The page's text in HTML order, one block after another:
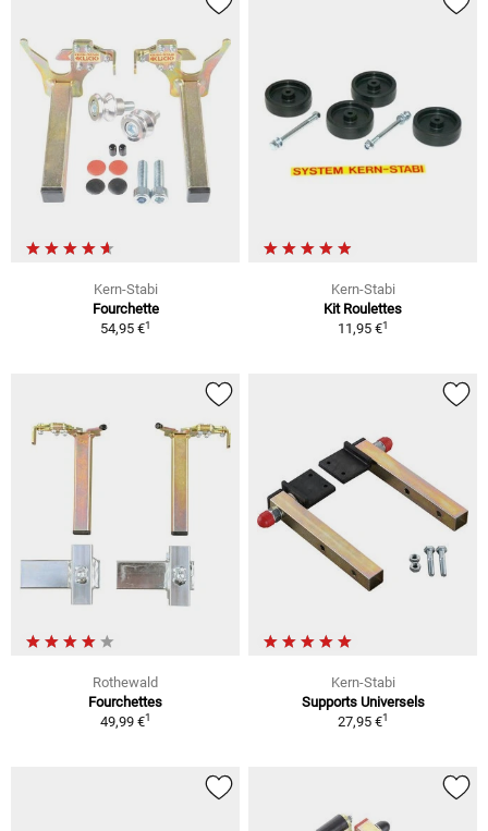
Kern-Stabi
Fourchette
54,95 €1
Kern-Stabi
Kit Roulettes
11,95 €1
Rothewald
Fourchettes
49,99 €1
Kern-Stabi
Supports Universels
27,95 €1